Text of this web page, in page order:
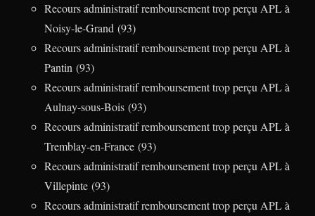
Recours administratif remboursement trop perçu APL à
Noisy-le-Grand (93)
Recours administratif remboursement trop perçu APL à
Pantin (93)
Recours administratif remboursement trop perçu APL à
Aulnay-sous-Bois (93)
Recours administratif remboursement trop perçu APL à
Tremblay-en-France (93)
Recours administratif remboursement trop perçu APL à
Villepinte (93)
Recours administratif remboursement trop perçu APL à